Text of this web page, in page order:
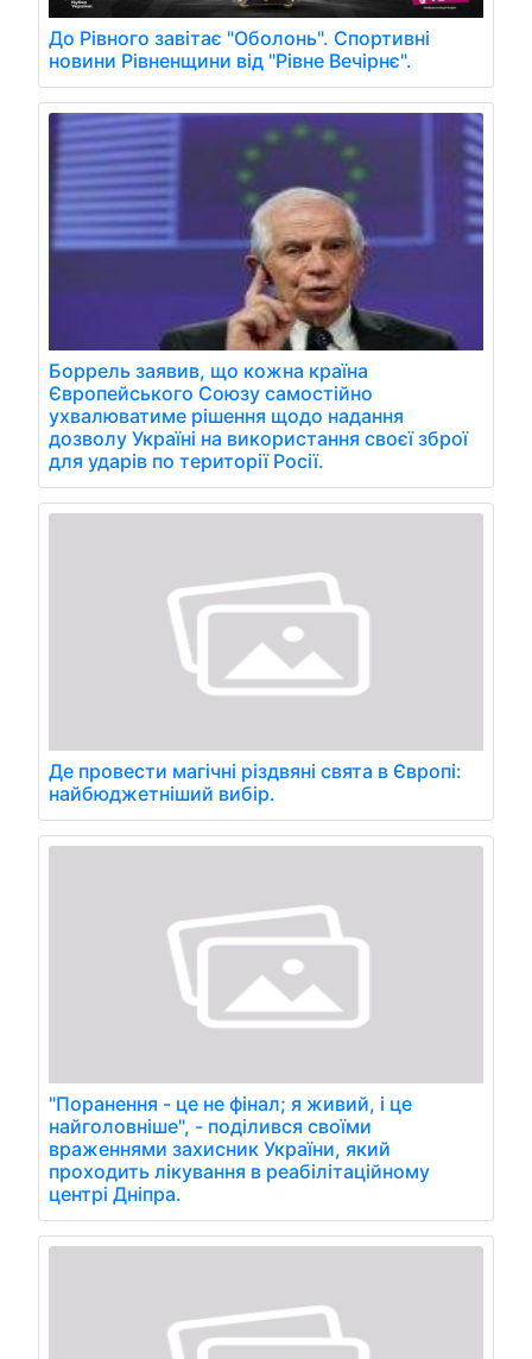
До Рівного завітає "Оболонь". Спортивні
новини Рівненщини від "Рівне Вечірнє".
Боррель заявив, що кожна країна
Європейського Союзу самостійно
ухвалюватиме рішення щодо надання
дозволу Україні на використання своєї зброї
для ударів по території Росії.
Де провести магічні різдвяні свята в Європі:
найбюджетніший вибір.
"Поранення - це не фінал; я живий, і це
найголовніше", - поділився своїми
враженнями захисник України, який
проходить лікування в реабілітаційному
центрі Дніпра.